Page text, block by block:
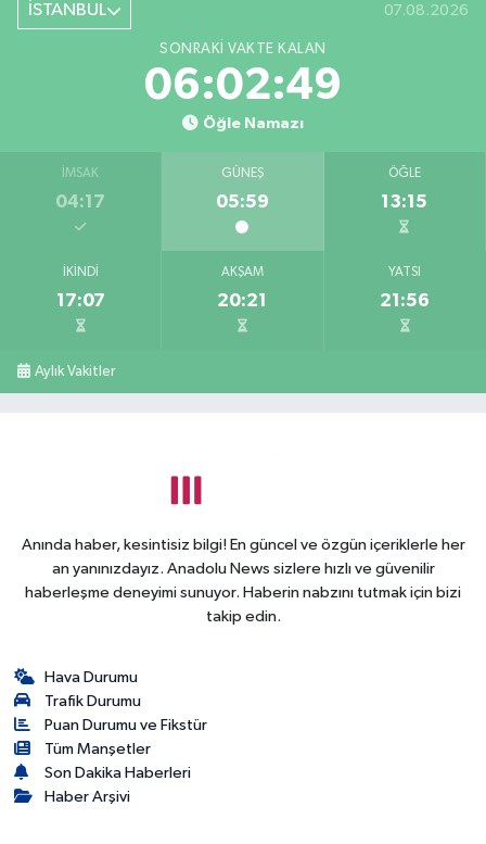
İSTANBUL 07.08.2026
SONRAKI VAKTE KALAN
06:02:48
Öğle Namazı
İMSAK
04:17
GÜNEŞ
05:59
ÖĞLE
13:15
İKINDI
17:07
AKŞAM
20:21
YATSI
21:56
Aylık Vakitler
Anında haber, kesintisiz bilgi! En güncel ve özgün içeriklerle her
an yanınızdayız. Anadolu News sizlere hızlı ve güvenilir
haberleşme deneyimi sunuyor. Haberin nabzını tutmak için bizi
takip edin.
Hava Durumu
Trafik Durumu
Puan Durumu ve Fikstür
Tüm Manşetler
Son Dakika Haberleri
Haber Arşivi